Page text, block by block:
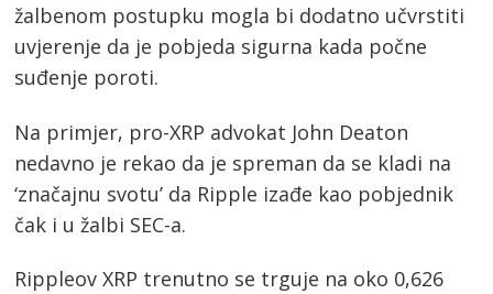
žalbenom postupku mogla bi dodatno učvrstiti
uvjerenje da je pobjeda sigurna kada počne
suđenje poroti.
Na primjer, pro-XRP advokat John Deaton
nedavno je rekao da je spreman da se kladi na
‘značajnu svotu’ da Ripple izađe kao pobjednik
čak i u žalbi SEC-a.
Rippleov XRP trenutno se trguje na oko 0,626